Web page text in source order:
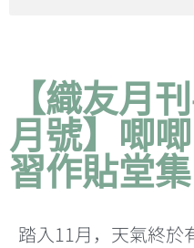
【織友月
月號】唧
習作貼堂集
踏入11月，天氣終於